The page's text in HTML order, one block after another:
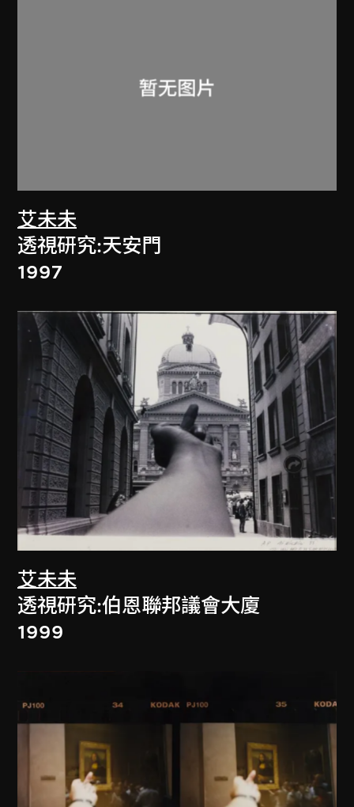
艾未未
透視研究:天安門
1997
艾未未
透視研究:伯恩聯邦議會大廈
1999